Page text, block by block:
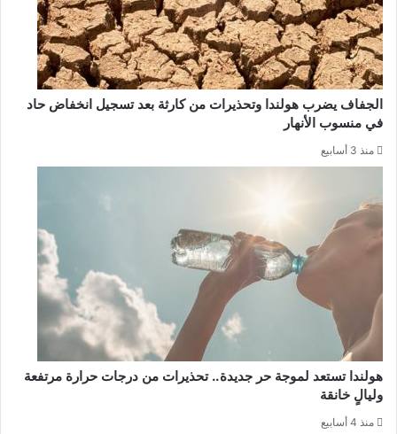
الجفاف يضرب هولندا وتحذيرات من كارثة بعد تسجيل انخفاض حاد
في منسوب الأنهار
منذ 3 أسابيع
هولندا تستعد لموجة حر جديدة.. تحذيرات من درجات حرارة مرتفعة
وليالٍ خانقة
منذ 4 أسابيع